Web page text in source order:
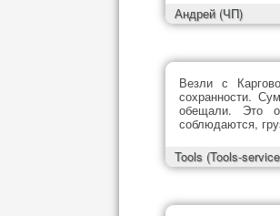
Андрей (ЧП)
Везли с
сохранности.
обещали. Это
соблюдаются,
Tools (Tools-